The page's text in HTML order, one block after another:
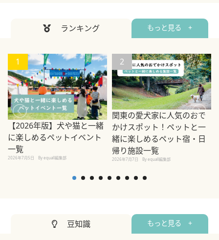
ランキング もっと見る +
1
【2026年版】犬や猫と一緒
に楽しめるペットイベント
一覧
2026年7月5日 By equall編集部
2
関東の愛犬家に人気のおで
かけスポット！ペットと一
緒に楽しめるペット宿・日
帰り施設一覧
2026年7月7日 By equall編集部
豆知識 もっと見る +